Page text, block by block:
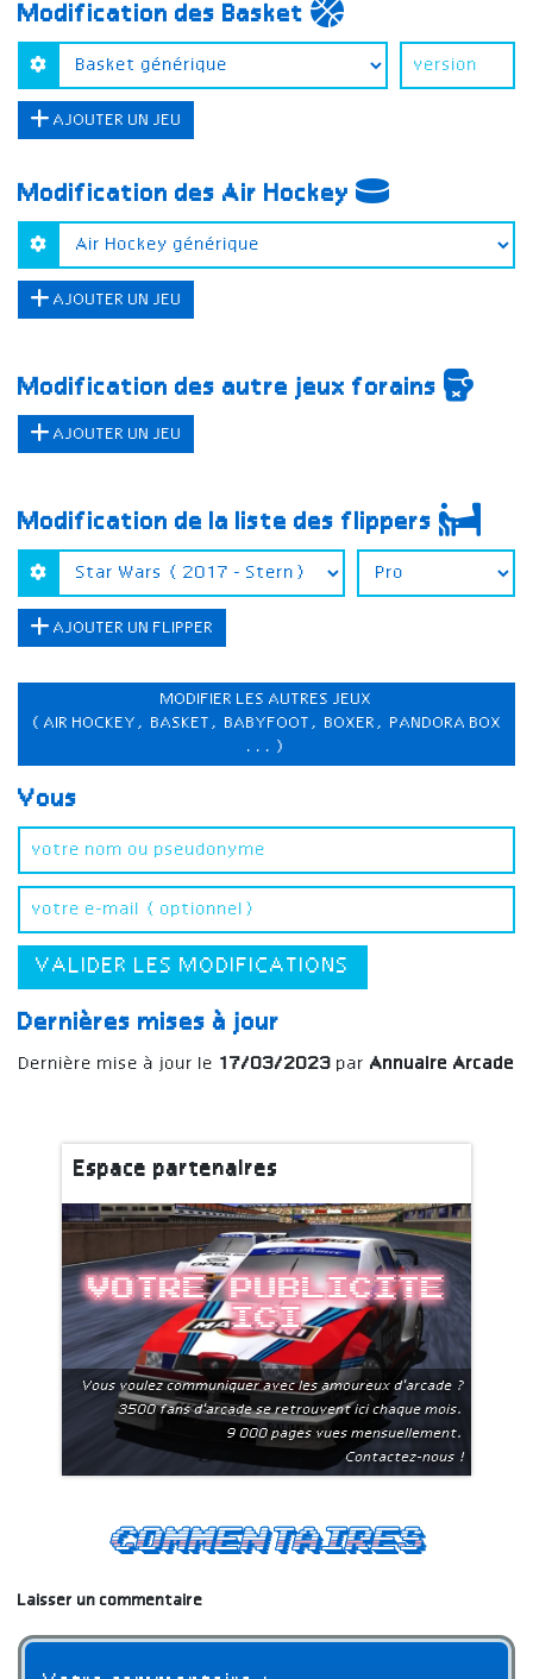
Modification des Basket
AJOUTER UN JEU
Modification des Air Hockey
AJOUTER UN JEU
Modification des autre jeux forains
AJOUTER UN JEU
Modification de la liste des flippers
AJOUTER UN FLIPPER
MODIFIER LES AUTRES JEUX
(AIR HOCKEY, BASKET, BABYFOOT, BOXER, PANDORA BOX
...)
Vous
VALIDER LES MODIFICATIONS
Dernières mises à jour
Dernière mise à jour le 17/03/2023 par Annuaire Arcade
Espace partenaires
Votre publicite
ici
Vous voulez communiquer avec les amoureux d'arcade ?
3500 fans d'arcade se retrouvent ici chaque mois.
9 000 pages vues mensuellement.
Contactez-nous !
Commentaires
Laisser un commentaire